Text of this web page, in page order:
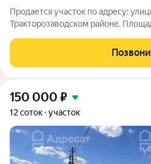
Продается участок по адресу:
Тракторозаводском районе.
всех коммуникаций. Категория земли Земли
150 000 ₽
12 соток участок